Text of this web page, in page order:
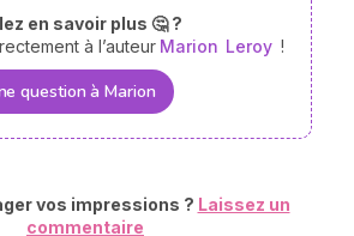
en savoir plus 🤔 ?
à l’auteur Marion Leroy !
question à Marion
vos impressions ? Laissez un
commentaire